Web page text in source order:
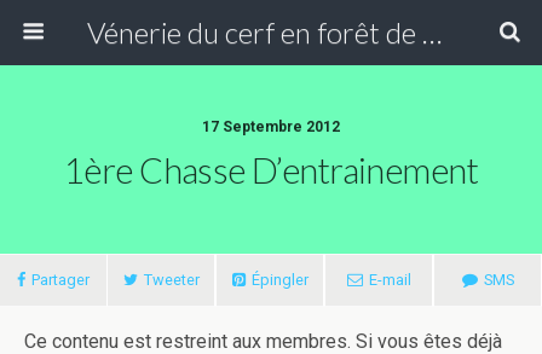
Vénerie du cerf en forêt de Compiègne
17 Septembre 2012
1ère Chasse D’entrainement
Partager Tweeter Épingler E-mail SMS
Ce contenu est restreint aux membres. Si vous êtes déjà